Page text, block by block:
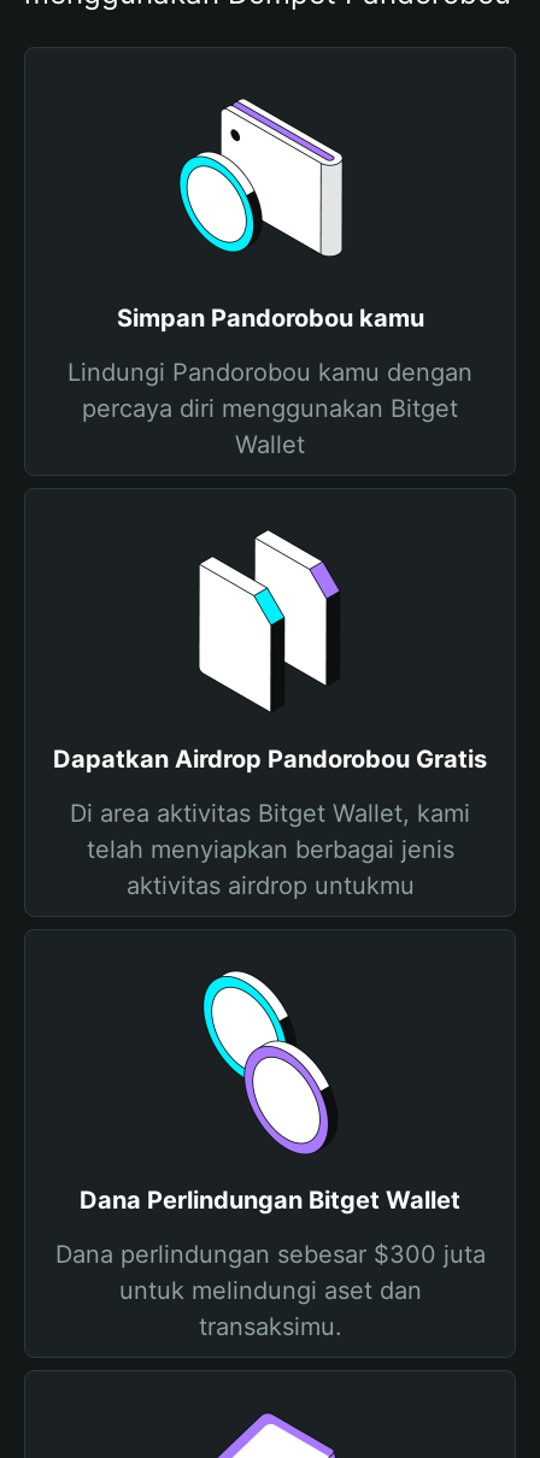
Simpan Pandorobou kamu
Lindungi Pandorobou kamu dengan
percaya diri menggunakan Bitget
Wallet
Dapatkan Airdrop Pandorobou Gratis
Di area aktivitas Bitget Wallet, kami
telah menyiapkan berbagai jenis
aktivitas airdrop untukmu
Dana Perlindungan Bitget Wallet
Dana perlindungan sebesar $300 juta
untuk melindungi aset dan
transaksimu.